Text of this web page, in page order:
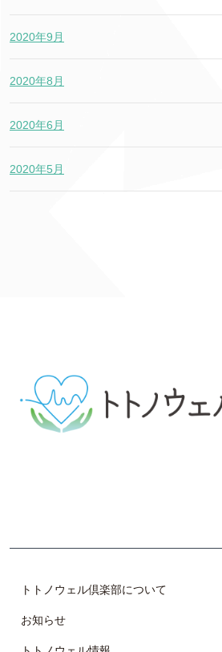
2020年9月
2020年8月
2020年6月
2020年5月
トトノウェル倶楽部について
お知らせ